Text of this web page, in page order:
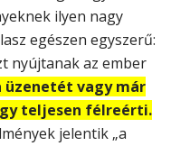
ilyen nagy
egészen egyszerű:
nyújtanak az ember
üzenetét vagy már
teljesen félreérti.
jelentik „a